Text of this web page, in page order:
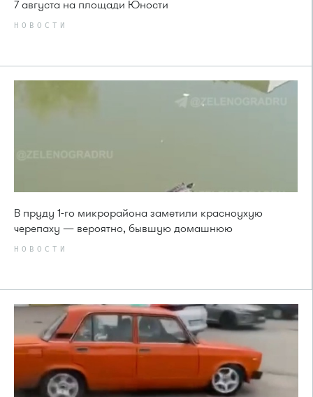
7 августа на площади Юности
НОВОСТИ
В пруду 1-го микрорайона заметили красноухую
черепаху — вероятно, бывшую домашнюю
НОВОСТИ